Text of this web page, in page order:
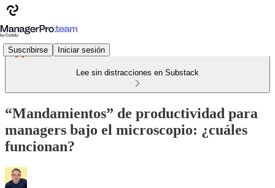
Suscribirse Iniciar sesión
Lee sin distracciones en Substack
“Mandamientos” de productividad para
managers bajo el microscopio: ¿cuáles
funcionan?